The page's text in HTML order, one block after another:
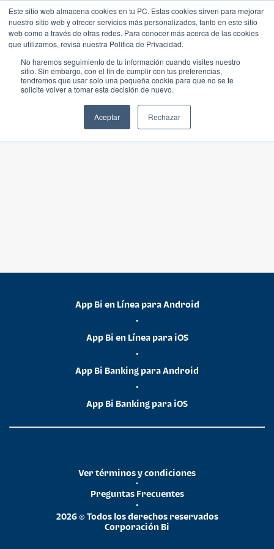
Este sitio web almacena cookies en tu PC. Estas cookies sirven para mejorar
nuestro sitio web y ofrecer servicios más personalizados, tanto en este sitio
web como a través de otras redes. Para conocer más acerca de las cookies
que utilizamos, revisa nuestra Política de Privacidad.
No haremos seguimiento de tu información cuando visites nuestro
sitio. Sin embargo, con el fin de cumplir con tus preferencias,
tendremos que usar solo una pequeña cookie para que no se te
solicite volver a tomar esta decisión de nuevo.
Aceptar Rechazar
App Bi en Línea para Android
•
App Bi en Línea para iOS
•
App Bi Banking para Android
•
App Bi Banking para iOS
2026 © Todos los derechos reservados
Corporación Bi
•
Preguntas Frecuentes
•
Ver términos y condiciones